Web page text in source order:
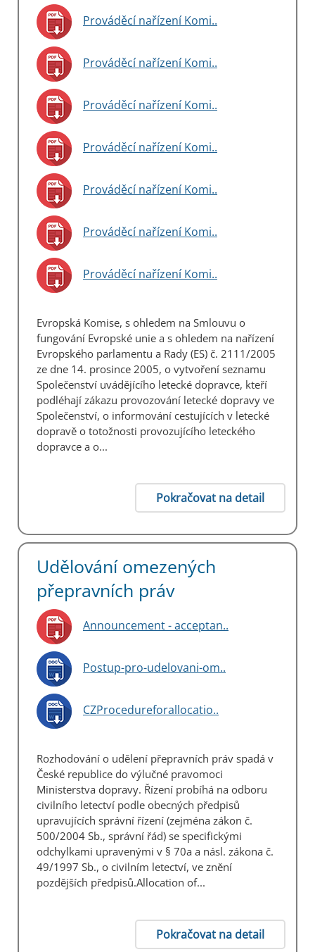
Prováděcí nařízení Komi..
Prováděcí nařízení Komi..
Prováděcí nařízení Komi..
Prováděcí nařízení Komi..
Prováděcí nařízení Komi..
Prováděcí nařízení Komi..
Prováděcí nařízení Komi..
Evropská Komise, s ohledem na Smlouvu o
fungování Evropské unie a s ohledem na nařízení
Evropského parlamentu a Rady (ES) č. 2111/2005
ze dne 14. prosince 2005, o vytvoření seznamu
Společenství uvádějícího letecké dopravce, kteří
podléhají zákazu provozování letecké dopravy ve
Společenství, o informování cestujících v letecké
dopravě o totožnosti provozujícího leteckého
dopravce a o...
Pokračovat na detail
Udělování omezených
přepravních práv
Announcement - acceptan..
Postup-pro-udelovani-om..
CZProcedureforallocatio..
Rozhodování o udělení přepravních práv spadá v
České republice do výlučné pravomoci
Ministerstva dopravy. Řízení probíhá na odboru
civilního letectví podle obecných předpisů
upravujících správní řízení (zejména zákon č.
500/2004 Sb., správní řád) se specifickými
odchylkami upravenými v § 70a a násl. zákona č.
49/1997 Sb., o civilním letectví, ve znění
pozdějších předpisů.Allocation of...
Pokračovat na detail